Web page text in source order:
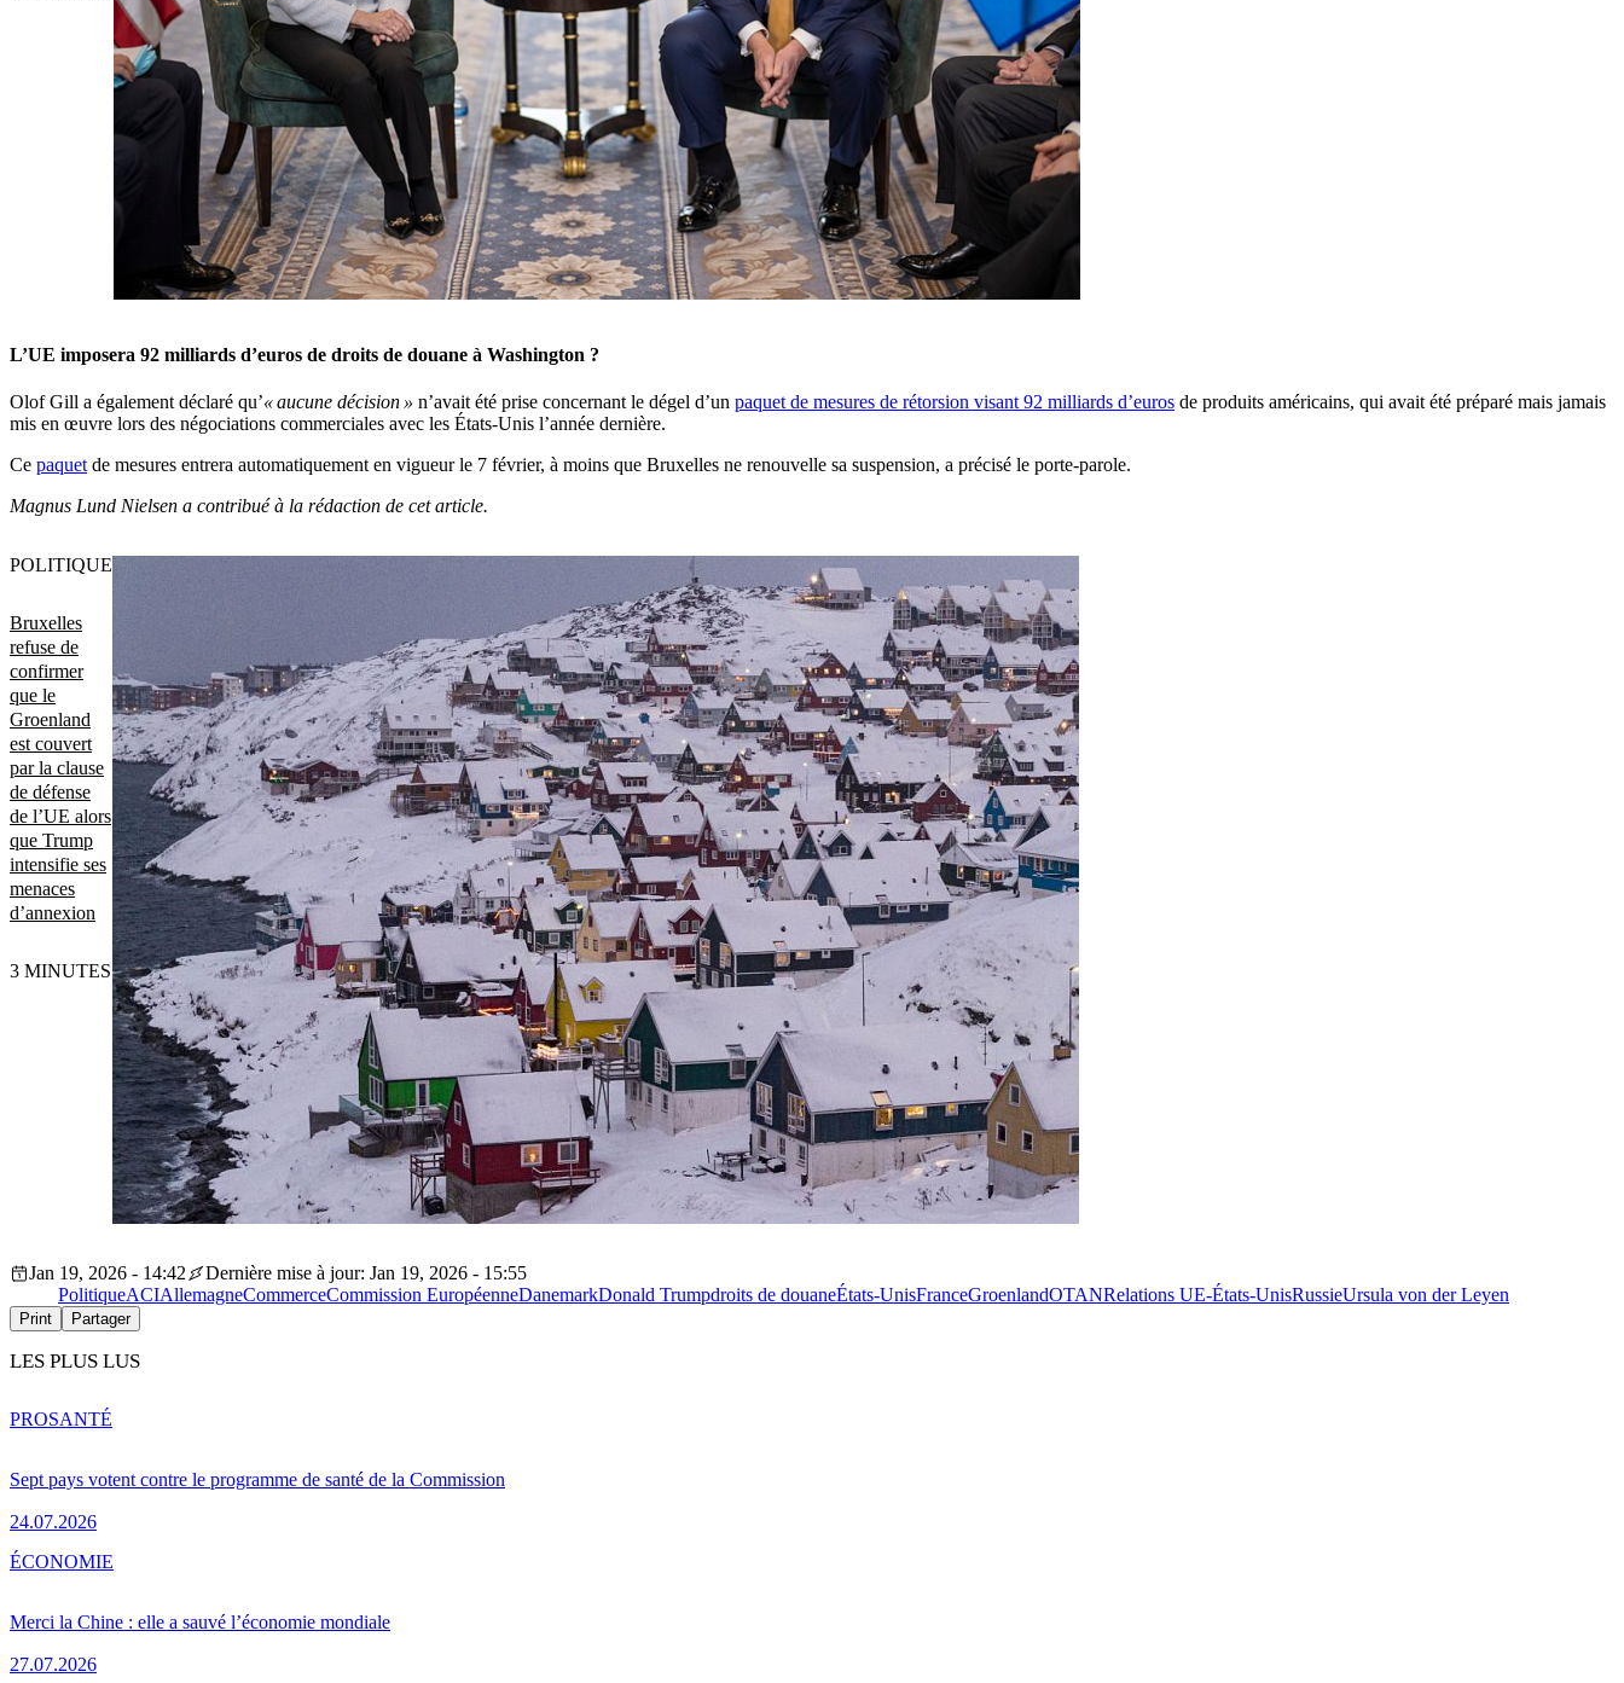
L’UE imposera 92 milliards d’euros de droits de douane à Washington ?
Olof Gill a également déclaré qu’« aucune décision » n’avait été prise concernant le dégel d’un paquet de mesures de rétorsion visant 92 milliards d’euros de produits américains, qui avait été préparé mais jamais
mis en œuvre lors des négociations commerciales avec les États-Unis l’année dernière.
Ce paquetde mesures entrera automatiquement en vigueur le 7 février, à moins que Bruxelles ne renouvelle sa suspension, a précisé le porte-parole.
Magnus Lund Nielsen a contribué à la rédaction de cet article.
Bruxelles
refuse de
confirmer
que le
Groenland
est couvert
par la clause
de défense
de l’UE alors
que Trump
intensifie ses
menaces
d’annexion
POLITIQUE
3 MINUTES
Jan 19, 2026 - 14:42
Dernière mise à jour: Jan 19, 2026 - 15:55
PolitiqueACIAllemagneCommerceCommission EuropéenneDanemarkDonald Trumpdroits de douaneÉtats-UnisFranceGroenlandOTANRelations UE-États-UnisRussieUrsula von der Leyen
Print Partager
LES PLUS LUS
Sept pays votent contre le programme de santé de la Commission
24.07.2026
PROSANTÉ
Merci la Chine : elle a sauvé l’économie mondiale
27.07.2026
ÉCONOMIE